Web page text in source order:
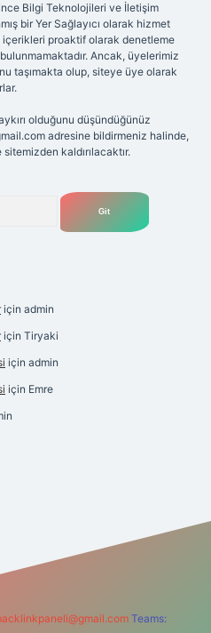
Bilgi Teknolojileri ve İletişim
bir Yer Sağlayıcı olarak hizmet
proaktif olarak denetleme
Ancak, üyelerimiz
taşımakta olup, siteye üye olarak
olduğunu düşündüğünüz
adresine bildirmeniz halinde,
kaldırılacaktır.
için admin
için Tiryaki
için admin
için Emre
Teams: